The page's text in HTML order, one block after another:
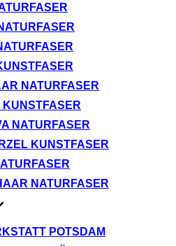
NATURFASER
KUNSTFASER
NATURFASER
KUNSTFASER
NATURFASER
POTSDAM